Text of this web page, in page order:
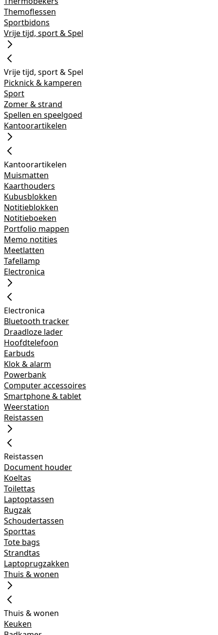
Themoflessen
Sportbidons
Vrije tijd, sport & Spel
Vrije tijd, sport & Spel
Picknick & kamperen
Sport
Zomer & strand
Spellen en speelgoed
Kantoorartikelen
Kantoorartikelen
Muismatten
Kaarthouders
Kubusblokken
Notitieblokken
Notitieboeken
Portfolio mappen
Memo notities
Meetlatten
Tafellamp
Electronica
Electronica
Bluetooth tracker
Draadloze lader
Hoofdtelefoon
Earbuds
Klok & alarm
Powerbank
Computer accessoires
Smartphone & tablet
Weerstation
Reistassen
Reistassen
Document houder
Koeltas
Toilettas
Laptoptassen
Rugzak
Schoudertassen
Sporttas
Tote bags
Strandtas
Laptoprugzakken
Thuis & wonen
Thuis & wonen
Keuken